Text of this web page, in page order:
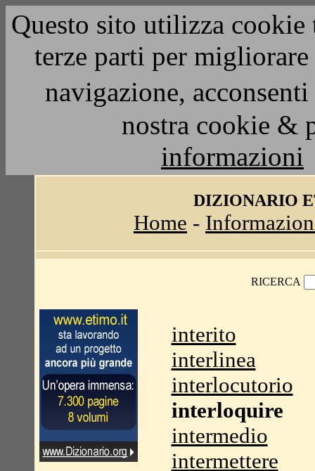
Questo sito utilizza
terze parti per
navigazione,
nostra cookie &
informazioni
DIZIONARIO
Home -
RICERCA
interito
interlinea
interlocutorio
interloquire
intermedio
intermettere